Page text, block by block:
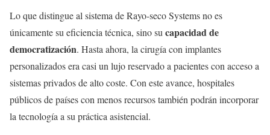
Lo que distingue al sistema de Rayo-seco Systems no es
únicamente su eficiencia técnica, sino su capacidad de
democratización. Hasta ahora, la cirugía con implantes
personalizados era casi un lujo reservado a pacientes con acceso a
sistemas privados de alto coste. Con este avance, hospitales
públicos de países con menos recursos también podrán incorporar
la tecnología a su práctica asistencial.